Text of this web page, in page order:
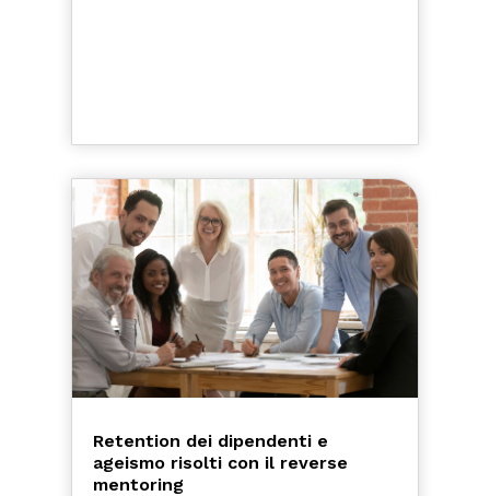
Retention dei dipendenti e
ageismo risolti con il reverse
mentoring